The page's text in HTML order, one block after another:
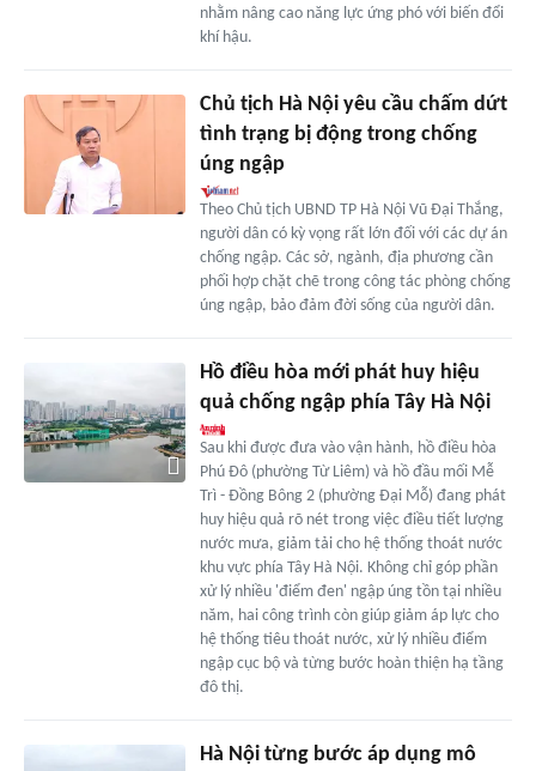
nhằm nâng cao năng lực ứng phó với biến đổi
khí hậu.
Chủ tịch Hà Nội yêu cầu chấm dứt
tình trạng bị động trong chống
úng ngập
Theo Chủ tịch UBND TP Hà Nội Vũ Đại Thắng,
người dân có kỳ vọng rất lớn đối với các dự án
chống ngập. Các sở, ngành, địa phương cần
phối hợp chặt chẽ trong công tác phòng chống
úng ngập, bảo đảm đời sống của người dân.
Hồ điều hòa mới phát huy hiệu
quả chống ngập phía Tây Hà Nội
Sau khi được đưa vào vận hành, hồ điều hòa
Phú Đô (phường Từ Liêm) và hồ đầu mối Mễ
Trì - Đồng Bông 2 (phường Đại Mỗ) đang phát
huy hiệu quả rõ nét trong việc điều tiết lượng
nước mưa, giảm tải cho hệ thống thoát nước
khu vực phía Tây Hà Nội. Không chỉ góp phần
xử lý nhiều 'điểm đen' ngập úng tồn tại nhiều
năm, hai công trình còn giúp giảm áp lực cho
hệ thống tiêu thoát nước, xử lý nhiều điểm
ngập cục bộ và từng bước hoàn thiện hạ tầng
đô thị.
Hà Nội từng bước áp dụng mô